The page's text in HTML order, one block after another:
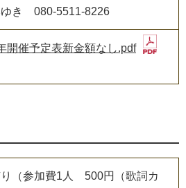
ゆき 080-5511-8226
開催予定表新金額なし.pdf
（参加費1人 500円（歌詞カ